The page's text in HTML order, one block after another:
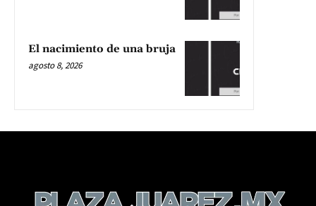
El nacimiento de una bruja
agosto 8, 2026